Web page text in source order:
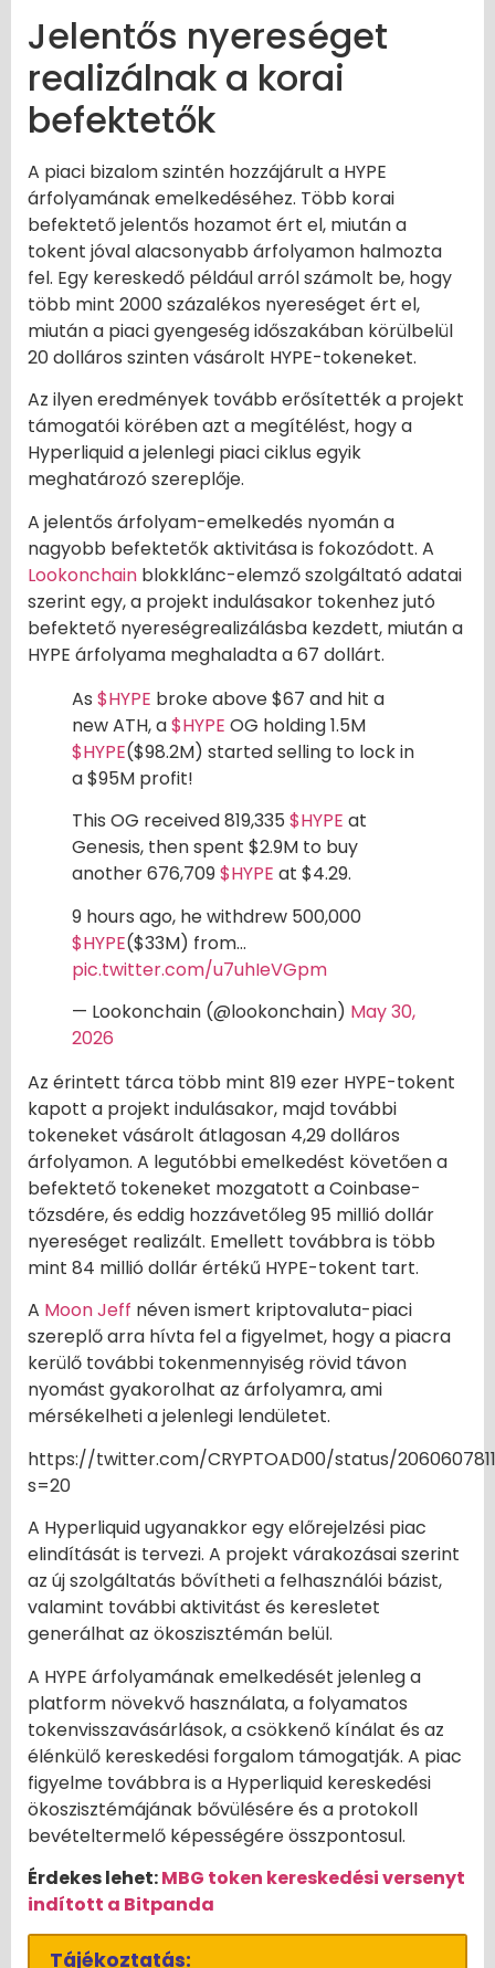
Jelentős nyereséget
realizálnak a korai
befektetők
A piaci bizalom szintén hozzájárult a HYPE
árfolyamának emelkedéséhez. Több korai
befektető jelentős hozamot ért el, miután a
tokent jóval alacsonyabb árfolyamon halmozta
fel. Egy kereskedő például arról számolt be, hogy
több mint 2000 százalékos nyereséget ért el,
miután a piaci gyengeség időszakában körülbelül
20 dolláros szinten vásárolt HYPE-tokeneket.
Az ilyen eredmények tovább erősítették a projekt
támogatói körében azt a megítélést, hogy a
Hyperliquid a jelenlegi piaci ciklus egyik
meghatározó szereplője.
A jelentős árfolyam-emelkedés nyomán a
nagyobb befektetők aktivitása is fokozódott. A
Lookonchain blokklánc-elemző szolgáltató adatai
szerint egy, a projekt indulásakor tokenhez jutó
befektető nyereségrealizálásba kezdett, miután a
HYPE árfolyama meghaladta a 67 dollárt.
As $HYPE broke above $67 and hit a
new ATH, a$HYPE OG holding 1.5M
$HYPE($98.2M) started selling to lock in
a $95M profit!
This OG received 819,335 $HYPE at
Genesis, then spent $2.9M to buy
another 676,709$HYPE at $4.29.
9 hours ago, he withdrew 500,000
$HYPE($33M) from…
pic.twitter.com/u7uhIeVGpm
— Lookonchain (@lookonchain) May 30,
2026
Az érintett tárca több mint 819 ezer HYPE-tokent
kapott a projekt indulásakor, majd további
tokeneket vásárolt átlagosan 4,29 dolláros
árfolyamon. A legutóbbi emelkedést követően a
befektető tokeneket mozgatott a Coinbase-
tőzsdére, és eddig hozzávetőleg 95 millió dollár
nyereséget realizált. Emellett továbbra is több
mint 84 millió dollár értékű HYPE-tokent tart.
A Moon Jeff néven ismert kriptovaluta-piaci
szereplő arra hívta fel a figyelmet, hogy a piacra
kerülő további tokenmennyiség rövid távon
nyomást gyakorolhat az árfolyamra, ami
mérsékelheti a jelenlegi lendületet.
https://twitter.com/CRYPTOAD00/status/
s=20
A Hyperliquid ugyanakkor egy előrejelzési piac
elindítását is tervezi. A projekt várakozásai szerint
az új szolgáltatás bővítheti a felhasználói bázist,
valamint további aktivitást és keresletet
generálhat az ökoszisztémán belül.
A HYPE árfolyamának emelkedését jelenleg a
platform növekvő használata, a folyamatos
tokenvisszavásárlások, a csökkenő kínálat és az
élénkülő kereskedési forgalom támogatják. A piac
figyelme továbbra is a Hyperliquid kereskedési
ökoszisztémájának bővülésére és a protokoll
bevételtermelő képességére összpontosul.
Érdekes lehet:MBG token kereskedési versenyt
indított a Bitpanda
Tájékoztatás: